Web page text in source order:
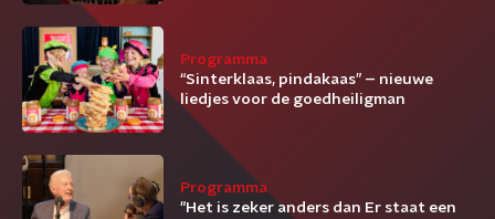
Programma
“Sinterklaas, pindakaas” – nieuwe
liedjes voor de goedheiligman
Programma
"Het is zeker anders dan Er staat een